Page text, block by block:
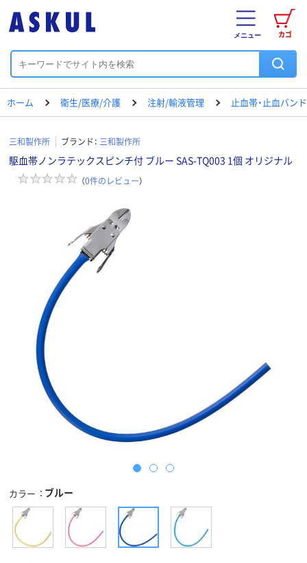
カゴ
メニュー
ホーム 衛生/医療/介護 注射/輸液管理 止血帯・止血バンド
三和製作所 ブランド： 三和製作所
駆血帯ノンラテックスピンチ付 ブルー SAS-TQ003 1個 オリジナル
（0件のレビュー）
カラー ブルー